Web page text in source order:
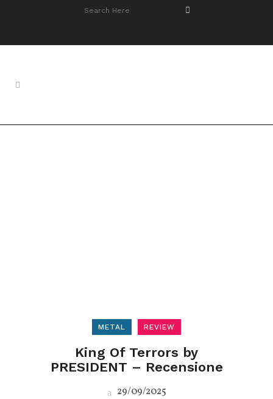
METAL REVIEW
King Of Terrors by
PRESIDENT – Recensione
29/09/2025